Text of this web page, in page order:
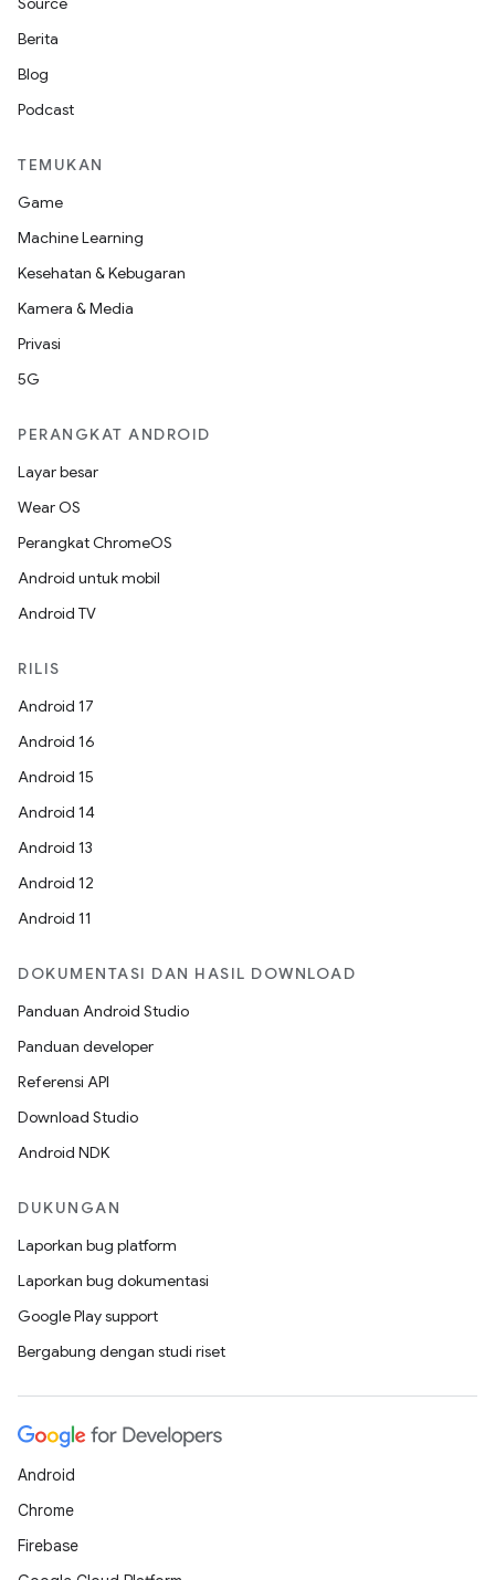
Berita
Blog
Podcast
TEMUKAN
Game
Machine Learning
Kesehatan & Kebugaran
Kamera & Media
Privasi
5G
PERANGKAT ANDROID
Layar besar
Wear OS
Perangkat ChromeOS
Android untuk mobil
Android TV
RILIS
Android 17
Android 16
Android 15
Android 14
Android 13
Android 12
Android 11
DOKUMENTASI DAN HASIL DOWNLOAD
Panduan Android Studio
Panduan developer
Referensi API
Download Studio
Android NDK
DUKUNGAN
Laporkan bug platform
Laporkan bug dokumentasi
Google Play support
Bergabung dengan studi riset
Android
Chrome
Firebase